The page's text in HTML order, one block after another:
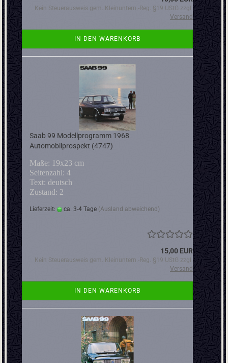
Kein Steuerausweis gem. Kleinuntern.-Reg. §19 UStG zzgl.
Versand
IN DEN WARENKORB
Saab 99 Modellprogramm 1968
Automobilprospekt (4747)
Maße: 19x23 cm
Seitenzahl: 4
Text: deutsch
Zustand: 2
Lieferzeit: ca. 3-4 Tage (Ausland abweichend)
15,00 EUR
Kein Steuerausweis gem. Kleinuntern.-Reg. §19 UStG zzgl.
Versand
IN DEN WARENKORB